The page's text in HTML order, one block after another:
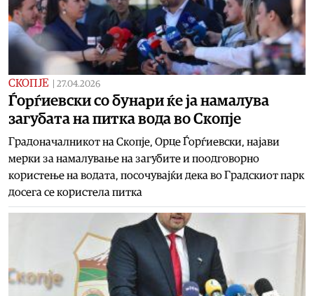
СКОПЈЕ 27.04.2026
Ѓорѓиевски со бунари ќе ја намалува
загубата на питка вода во Скопје
Градоначалникот на Скопје, Орце Ѓорѓиевски, најави
мерки за намалување на загубите и поодговорно
користење на водата, посочувајќи дека во Градскиот парк
досега се користела питка